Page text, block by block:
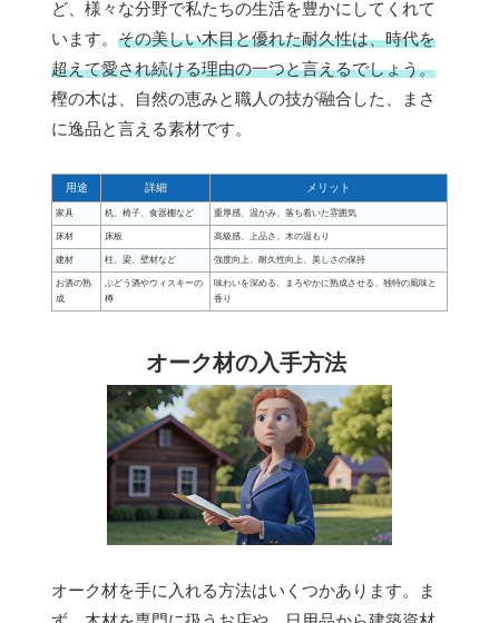
ど、様々な分野で私たちの生活を豊かにしてくれて
います。 その美しい木目と優れた耐久性は、時代を
超えて愛され続ける理由の一つと言えるでしょう。
樫の木は、自然の恵みと職人の技が融合した、まさ
に逸品と言える素材です。
用途 詳細 メリット
家具 机、椅子、食器棚など 重厚感、温かみ、落ち着いた雰囲気
床材 床板 高級感、上品さ、木の温もり
建材 柱、梁、壁材など 強度向上、耐久性向上、美しさの保持
お酒の熟
成
ぶどう酒やウィスキーの
樽
味わいを深める、まろやかに熟成させる、独特の風味と
香り
オーク材の入手方法
オーク材を手に入れる方法はいくつかあります。ま